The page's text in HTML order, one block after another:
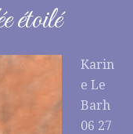
étoilé
Karin
e Le
Barh
06 27